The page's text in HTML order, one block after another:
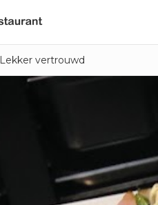
Lekker vertrouwd